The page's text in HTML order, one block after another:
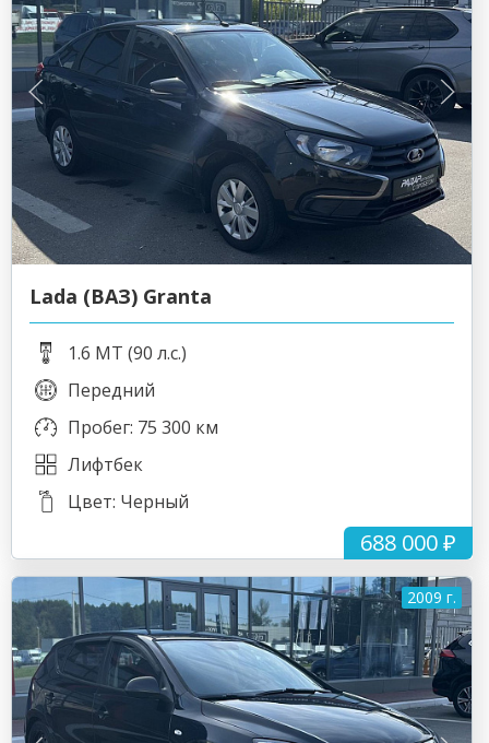
688 000 ₽
Lada (ВАЗ) Granta
1.6 MT (90 л.с.)
Передний
Пробег: 75 300 км
Лифтбек
Цвет: Черный
2009 г.